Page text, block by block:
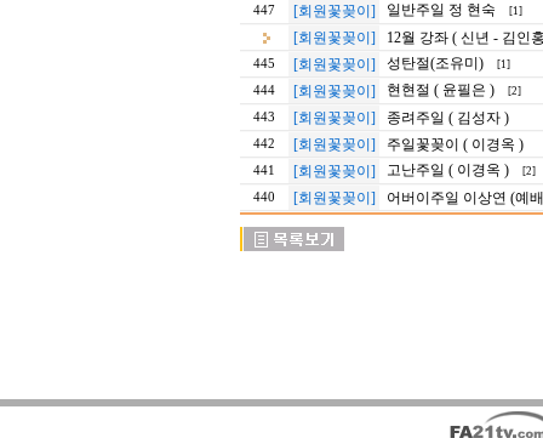
447 [회원꽃꽂이] 일반주일 정 현숙 [1]
[회원꽃꽂이] 12월 강좌 ( 신년 - 김인
445 [회원꽃꽂이] 성탄절(조유미) [1]
444 [회원꽃꽂이] 현현절 ( 윤필은 ) [2]
443 [회원꽃꽂이] 종려주일 ( 김성자 )
442 [회원꽃꽂이] 주일꽃꽂이 ( 이경옥 )
441 [회원꽃꽂이] 고난주일 ( 이경옥 ) [2]
440 [회원꽃꽂이] 어버이주일 이상연 (예